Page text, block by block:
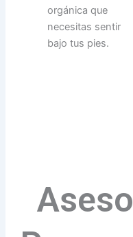
orgánica que
necesitas sentir
bajo tus pies.